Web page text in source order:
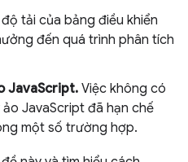
tải của bảng điều khiển
đến quá trình phân tích
JavaScript. Việc không có
JavaScript đã hạn chế
một số trường hợp.